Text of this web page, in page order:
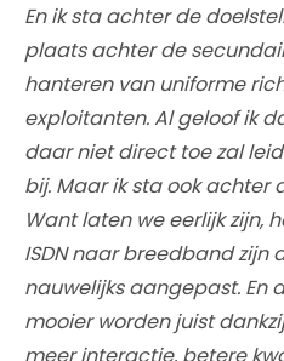
En ik sta achter de
plaats achter de
hanteren van uniforme
exploitanten. Al geloof ik
daar niet direct toe zal
bij. Maar ik sta ook achter
Want laten we eerlijk zijn,
ISDN naar breedband zijn
nauwelijks aangepast. En
mooier worden juist
meer interactie, betere